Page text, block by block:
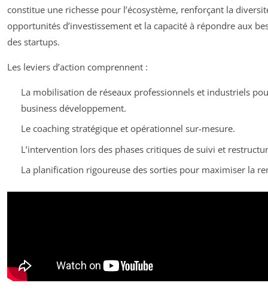
constitue une richesse pour l’écosystème, renforçant la
opportunités d’investissement et la capacité à répondre aux
des startups.
Les leviers d’action comprennent :
La mobilisation de réseaux professionnels et industriels
business développement.
Le coaching stratégique et opérationnel sur-mesure.
L’intervention lors des phases critiques de suivi et
La planification rigoureuse des sorties pour maximiser la